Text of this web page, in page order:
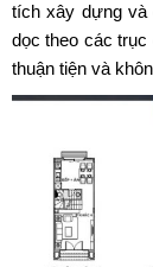
tích xây dựng và
dọc theo các trục
thuận tiện và